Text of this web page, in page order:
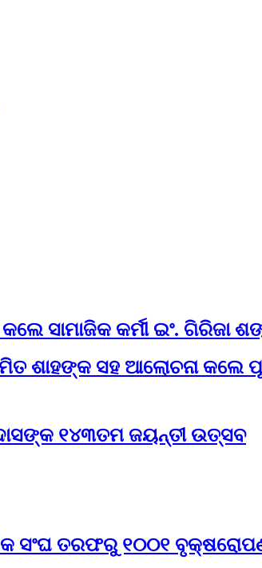
ସାମାଜିକ କର୍ମୀ ଇଂ. ଗିରିଜା
ସହ ଆଲୋଚନା କଲେ
୧୪୩ତମ ଜୟନ୍ତୀ ଉତ୍ସବ
ସଂଘ ତରଫରୁ ୧୦୦୧